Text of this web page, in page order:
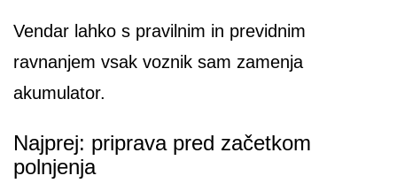
Vendar lahko s pravilnim in previdnim
ravnanjem vsak voznik sam zamenja
akumulator.
Najprej: priprava pred začetkom
polnjenja